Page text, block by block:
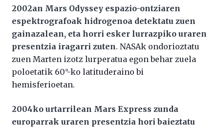
2002an Mars Odyssey espazio-ontziaren
espektrografoak hidrogenoa detektatu zuen
gainazalean, eta horri esker lurrazpiko uraren
presentzia iragarri zuten. NASAk ondorioztatu
zuen Marten izotz lurperatua egon behar zuela
poloetatik 60°-ko latituderaino bi
hemisferioetan.
2004ko urtarrilean Mars Express zunda
europarrak uraren presentzia hori baieztatu